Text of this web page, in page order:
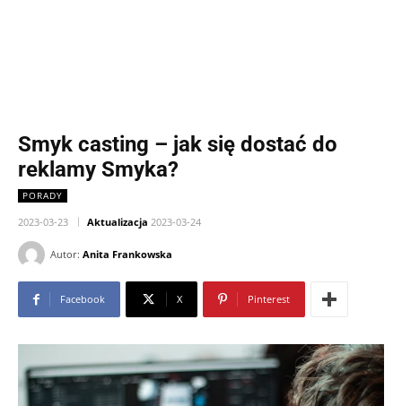
Smyk casting – jak się dostać do
reklamy Smyka?
PORADY
2023-03-23 Aktualizacja 2023-03-24
Autor: Anita Frankowska
Facebook X Pinterest